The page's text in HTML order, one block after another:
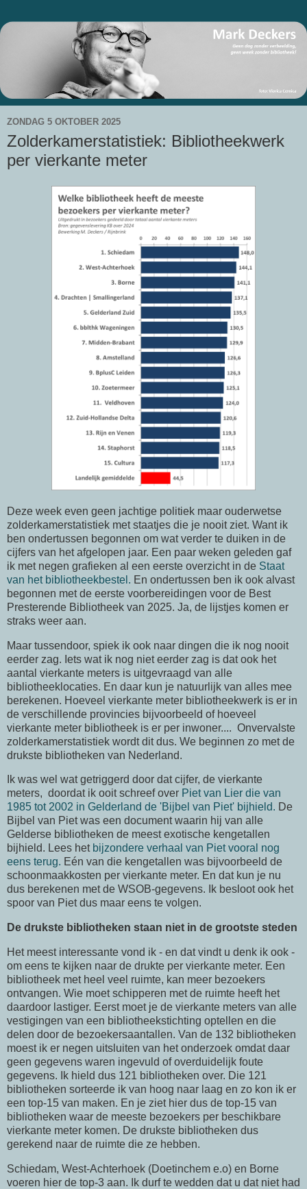
ZONDAG 5 OKTOBER 2025
Zolderkamerstatistiek: Bibliotheekwerk
per vierkante meter
Deze week even geen jachtige politiek maar ouderwetse
zolderkamerstatistiek met staatjes die je nooit ziet. Want ik
ben ondertussen begonnen om wat verder te duiken in de
cijfers van het afgelopen jaar. Een paar weken geleden gaf
ik met negen grafieken al een eerste overzicht in de Staat
van het bibliotheekbestel. En ondertussen ben ik ook alvast
begonnen met de eerste voorbereidingen voor de Best
Presterende Bibliotheek van 2025. Ja, de lijstjes komen er
straks weer aan.
Maar tussendoor, spiek ik ook naar dingen die ik nog nooit
eerder zag. Iets wat ik nog niet eerder zag is dat ook het
aantal vierkante meters is uitgevraagd van alle
bibliotheeklocaties. En daar kun je natuurlijk van alles mee
berekenen. Hoeveel vierkante meter bibliotheekwerk is er in
de verschillende provincies bijvoorbeeld of hoeveel
vierkante meter bibliotheek is er per inwoner.... Onvervalste
zolderkamerstatistiek wordt dit dus. We beginnen zo met de
drukste bibliotheken van Nederland.
Ik was wel wat getriggerd door dat cijfer, de vierkante
meters, doordat ik ooit schreef over Piet van Lier die van
1985 tot 2002 in Gelderland de 'Bijbel van Piet' bijhield. De
Bijbel van Piet was een document waarin hij van alle
Gelderse bibliotheken de meest exotische kengetallen
bijhield. Lees het bijzondere verhaal van Piet vooral nog
eens terug. Eén van die kengetallen was bijvoorbeeld de
schoonmaakkosten per vierkante meter. En dat kun je nu
dus berekenen met de WSOB-gegevens. Ik besloot ook het
spoor van Piet dus maar eens te volgen.
De drukste bibliotheken staan niet in de grootste steden
Het meest interessante vond ik - en dat vindt u denk ik ook -
om eens te kijken naar de drukte per vierkante meter. Een
bibliotheek met heel veel ruimte, kan meer bezoekers
ontvangen. Wie moet schipperen met de ruimte heeft het
daardoor lastiger. Eerst moet je de vierkante meters van alle
vestigingen van een bibliotheekstichting optellen en die
delen door de bezoekersaantallen. Van de 132 bibliotheken
moest ik er negen uitsluiten van het onderzoek omdat daar
geen gegevens waren ingevuld of overduidelijk foute
gegevens. Ik hield dus 121 bibliotheken over. Die 121
bibliotheken sorteerde ik van hoog naar laag en zo kon ik er
een top-15 van maken. En je ziet hier dus de top-15 van
bibliotheken waar de meeste bezoekers per beschikbare
vierkante meter komen. De drukste bibliotheken dus
gerekend naar de ruimte die ze hebben.
Schiedam, West-Achterhoek (Doetinchem e.o) en Borne
voeren hier de top-3 aan. Ik durf te wedden dat u dat niet had